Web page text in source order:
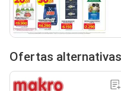
Ofertas alternativas